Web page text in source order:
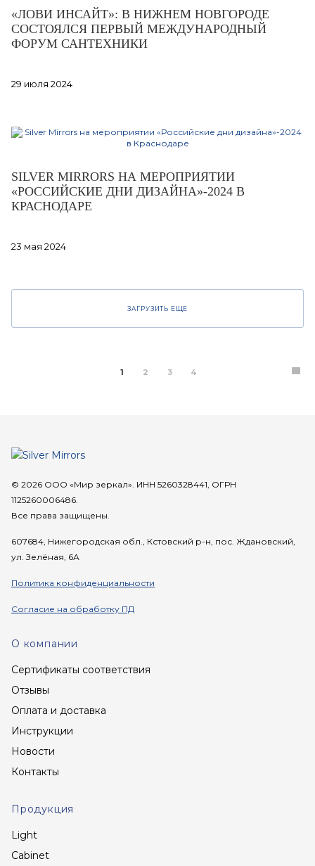
«ЛОВИ ИНСАЙТ»: В НИЖНЕМ НОВГОРОДЕ
СОСТОЯЛСЯ ПЕРВЫЙ МЕЖДУНАРОДНЫЙ
ФОРУМ САНТЕХНИКИ
29 июля 2024
SILVER MIRRORS НА МЕРОПРИЯТИИ
«РОССИЙСКИЕ ДНИ ДИЗАЙНА»-2024 В
КРАСНОДАРЕ
23 мая 2024
ЗАГРУЗИТЬ ЕЩЕ
1 2 3 4
© 2026 ООО «Мир зеркал». ИНН 5260328441, ОГРН
1125260006486.
Все права защищены.
607684, Нижегородская обл., Кстовский р-н, пос. Ждановский,
ул. Зелёная, 6А
Политика конфиденциальности
Согласие на обработку ПД
О компании
Сертификаты соответствия
Отзывы
Оплата и доставка
Инструкции
Новости
Контакты
Продукция
Light
Cabinet